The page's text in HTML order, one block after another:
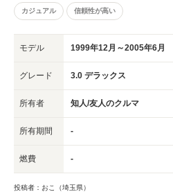
カジュアル 信頼性が高い
モデル 1999年12月～2005年6月
グレード 3.0 デラックス
所有者 知人/友人のクルマ
所有期間 -
燃費 -
投稿者：おこ（埼玉県）